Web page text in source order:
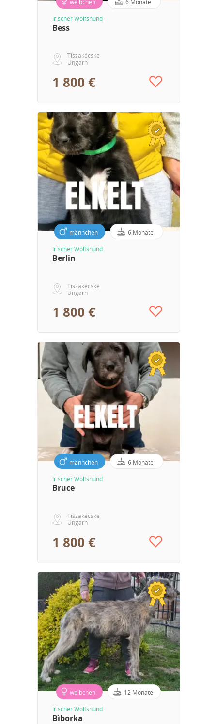
weibchen 6 Monate
Irischer Wolfshund
Bess
Tiszakécske
Ungarn
1 800 €
männchen 6 Monate
Irischer Wolfshund
Berlin
Tiszakécske
Ungarn
1 800 €
männchen 6 Monate
Irischer Wolfshund
Bruce
Tiszakécske
Ungarn
1 800 €
weibchen 12 Monate
Irischer Wolfshund
Bìborka